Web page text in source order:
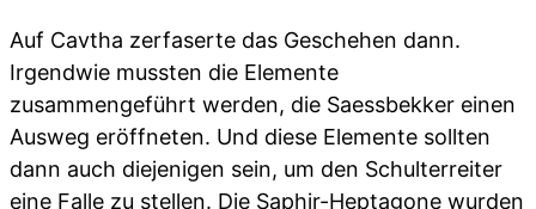
Auf Cavtha zerfaserte das Geschehen dann.
Irgendwie mussten die Elemente
zusammengeführt werden, die Saessbekker einen
Ausweg eröffneten. Und diese Elemente sollten
dann auch diejenigen sein, um den Schulterreiter
eine Falle zu stellen. Die Saphir-Heptagone wurden